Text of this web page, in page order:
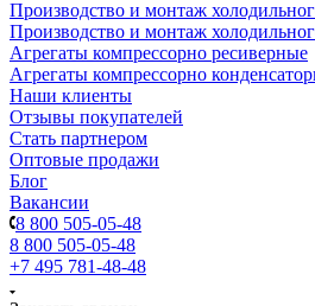
Производство и монтаж
Производство и монтаж
Агрегаты компрессорно ресиверные
Агрегаты компрессорно
Наши клиенты
Отзывы покупателей
Стать партнером
Оптовые продажи
Блог
Вакансии
8 800 505-05-48
8 800 505-05-48
+7 495 781-48-48